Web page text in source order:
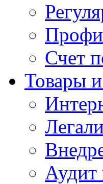
Счет
Товары
Аудит